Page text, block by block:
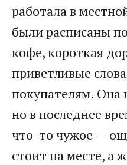
работала в
были расписаны
кофе, короткая
приветливые
покупателям. Она
но в последнее
что-то чужое —
стоит на месте, а